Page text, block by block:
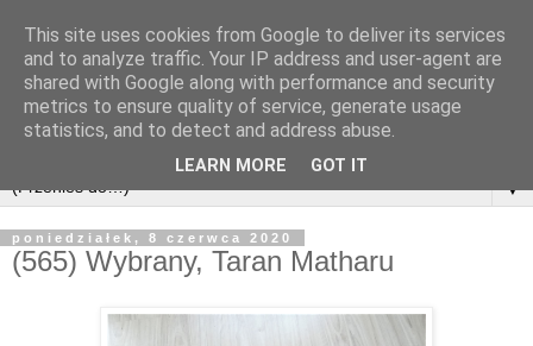
▼
poniedziałek, 8 czerwca 2020
(565) Wybrany, Taran Matharu
This site uses cookies from Google to deliver its services
and to analyze traffic. Your IP address and user-agent are
shared with Google along with performance and security
metrics to ensure quality of service, generate usage
statistics, and to detect and address abuse.
LEARN MORE GOT IT